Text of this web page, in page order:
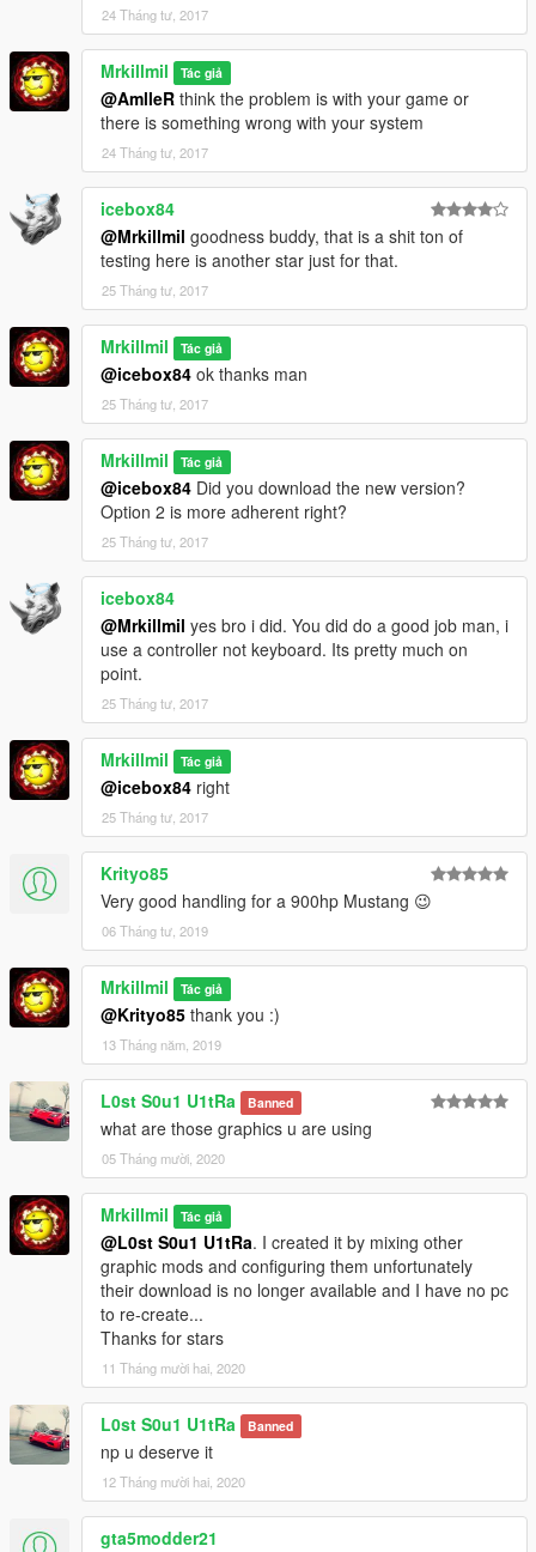
24 Tháng tư, 2017
Mrkillmil Tác giả
@AmlleR think the problem is with your game or
there is something wrong with your system
24 Tháng tư, 2017
icebox84
@Mrkillmil goodness buddy, that is a shit ton of
testing here is another star just for that.
25 Tháng tư, 2017
Mrkillmil Tác giả
@icebox84 ok thanks man
25 Tháng tư, 2017
Mrkillmil Tác giả
@icebox84 Did you download the new version?
Option 2 is more adherent right?
25 Tháng tư, 2017
icebox84
@Mrkillmil yes bro i did. You did do a good job man, i
use a controller not keyboard. Its pretty much on
point.
25 Tháng tư, 2017
Mrkillmil Tác giả
@icebox84 right
25 Tháng tư, 2017
Krityo85
Very good handling for a 900hp Mustang 😉
06 Tháng tư, 2019
Mrkillmil Tác giả
@Krityo85 thank you :)
13 Tháng năm, 2019
L0st S0u1 U1tRa Banned
what are those graphics u are using
05 Tháng mười, 2020
Mrkillmil Tác giả
@L0st S0u1 U1tRa. I created it by mixing other
graphic mods and configuring them unfortunately
their download is no longer available and I have no pc
to re-create...
Thanks for stars
11 Tháng mười hai, 2020
L0st S0u1 U1tRa Banned
np u deserve it
12 Tháng mười hai, 2020
gta5modder21